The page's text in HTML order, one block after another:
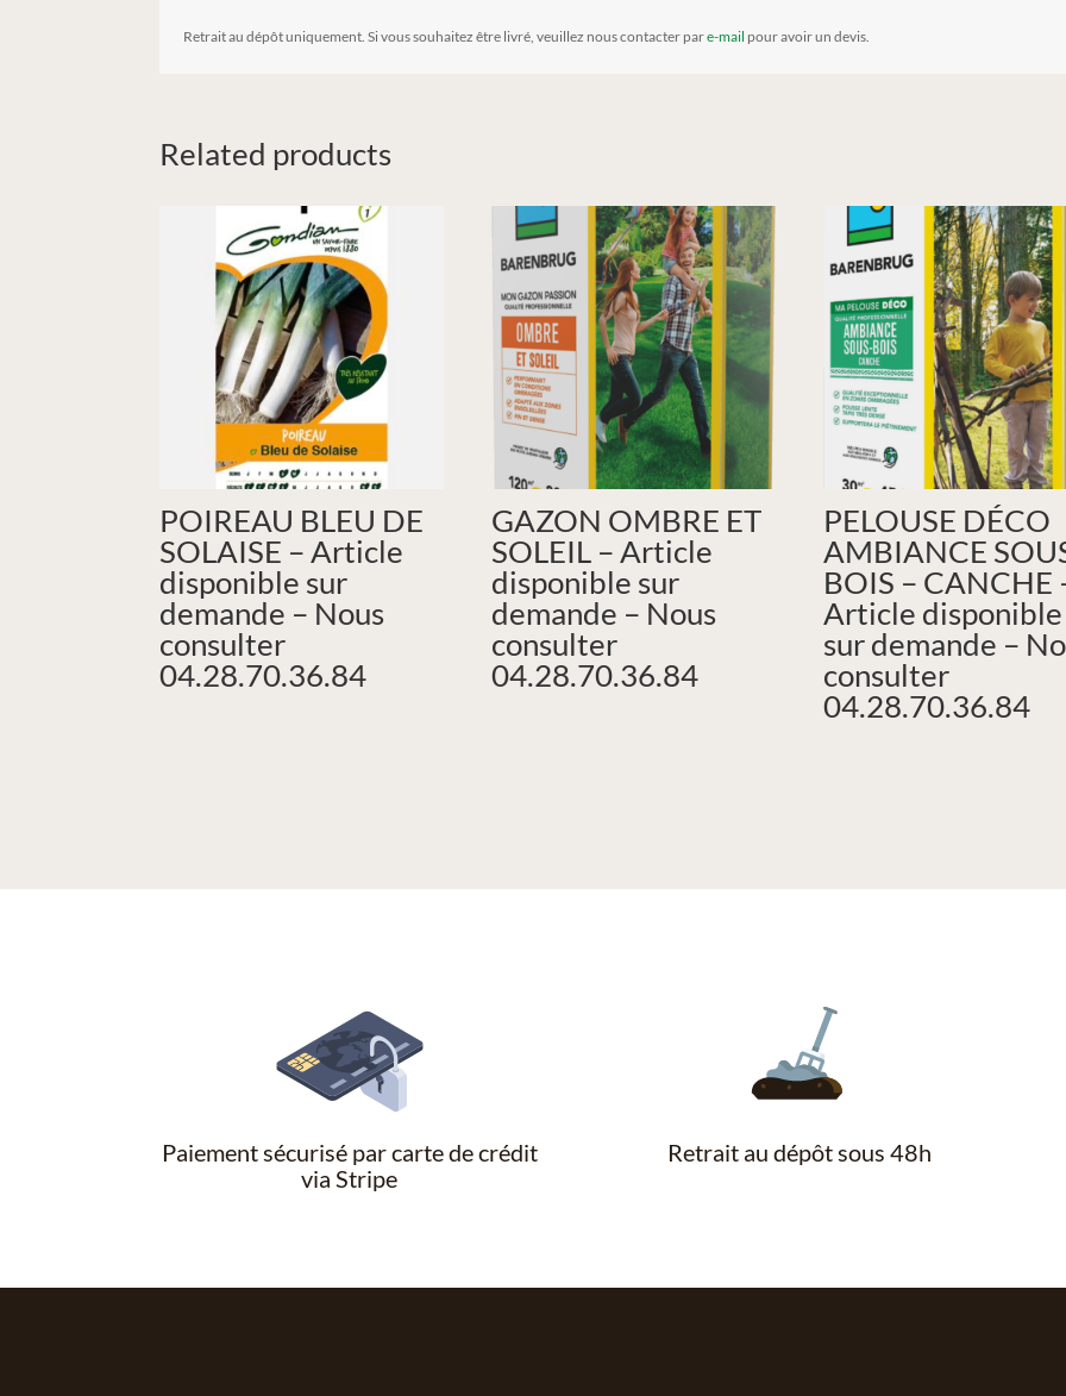
Retrait au dépôt uniquement. Si vous souhaitez être livré, veuillez nous contacter pare-mail pour avoir un devis.
Related products
POIREAU BLEU DE
SOLAISE – Article
disponible sur
demande – Nous
consulter
04.28.70.36.84
GAZON OMBRE ET
SOLEIL – Article
disponible sur
demande – Nous
consulter
04.28.70.36.84
PELOUSE DÉCO
AMBIANCE
BOIS – CANCHE
Article disponible
sur demande –
consulter
04.28.70.36.84
Paiement sécurisé par carte de crédit
via Stripe
Retrait au dépôt sous 48h